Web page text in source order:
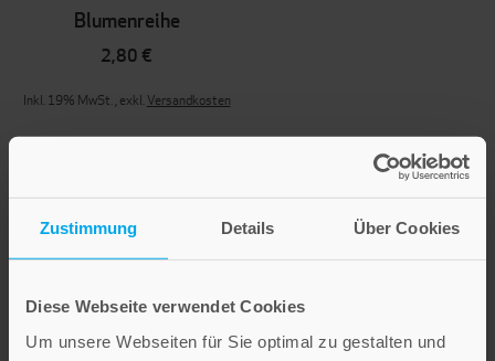
Zustimmung Details Über Cookies
Diese Webseite verwendet Cookies
Um unsere Webseiten für Sie optimal zu gestalten und
Blumenreihe
2,80 €
Inkl. 19% MwSt.,exkl.Versandkosten